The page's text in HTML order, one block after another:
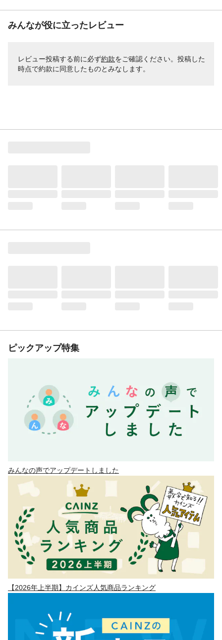
みんなが役に立ったレビュー
レビュー投稿する前に必ず約款をご確認ください。投稿した
時点で約款に同意したものとみなします。
ピックアップ特集
みんなの声でアップデートしました
【2026年上半期】カインズ人気商品ランキング